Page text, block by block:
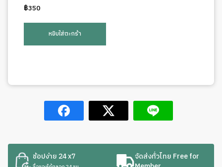
฿350
หยิบใส่ตะกร้า
ช้อปง่าย 24 x7
จัดส่งทั่วไทย Free for